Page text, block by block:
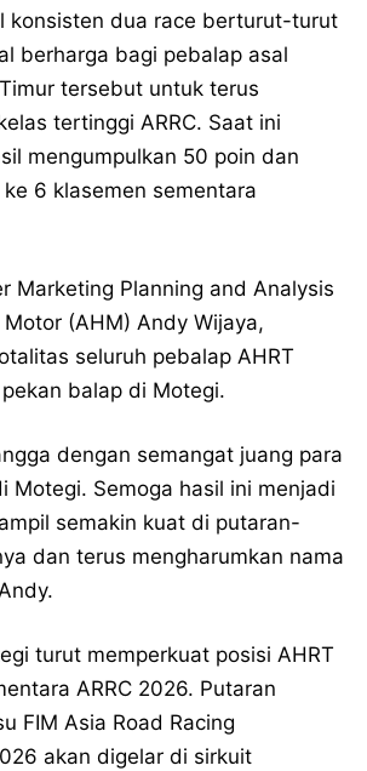
konsisten dua race berturut-turut
berharga bagi pebalap asal
tersebut untuk terus
tertinggi ARRC. Saat ini
mengumpulkan 50 poin dan
6 klasemen sementara
Marketing Planning and Analysis
(AHM) Andy Wijaya,
seluruh pebalap AHRT
balap di Motegi.
dengan semangat juang para
Motegi. Semoga hasil ini menjadi
semakin kuat di putaran-
dan terus mengharumkan nama
turut memperkuat posisi AHRT
ARRC 2026. Putaran
FIM Asia Road Racing
akan digelar di sirkuit